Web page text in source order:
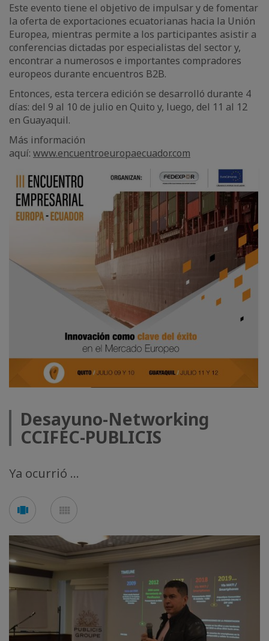
Este evento tiene el objetivo de impulsar y de fomentar
la oferta de exportaciones ecuatorianas hacia la Unión
Europea, mientras permite a los participantes asistir a
conferencias dictadas por especialistas del sector y,
encontrar a numerosos e importantes compradores
europeos durante encuentros B2B.
Entonces, esta tercera edición se desarrolló durante 4
días: del 9 al 10 de julio en Quito y, luego, del 11 al 12
en Guayaquil.
Más información
aquí: www.encuentroeuropaecuador.com
Desayuno-Networking
CCIFEC-PUBLICIS
Ya ocurrió ...
carousel mosaic